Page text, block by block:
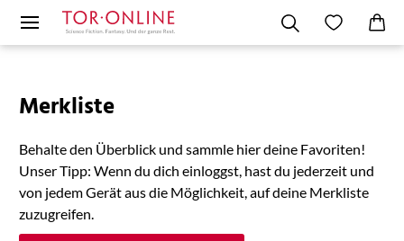
Merkliste
Behalte den Überblick und sammle hier deine Favoriten!
Unser Tipp: Wenn du dich einloggst, hast du jederzeit und
von jedem Gerät aus die Möglichkeit, auf deine Merkliste
zuzugreifen.